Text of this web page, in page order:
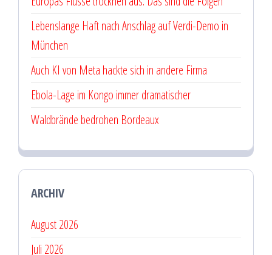
Lebenslange Haft nach Anschlag auf Verdi-Demo in
München
Auch KI von Meta hackte sich in andere Firma
Ebola-Lage im Kongo immer dramatischer
Waldbrände bedrohen Bordeaux
ARCHIV
August 2026
Juli 2026